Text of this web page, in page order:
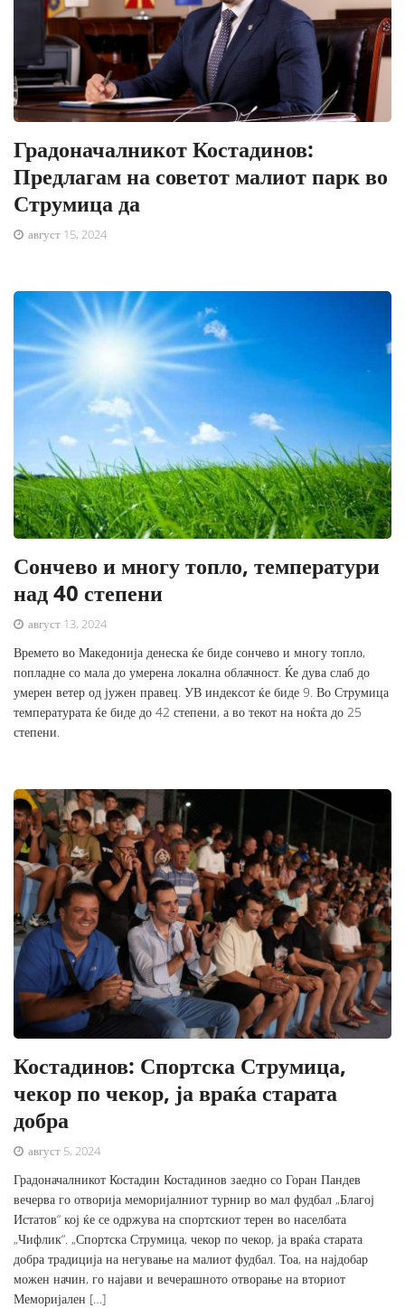
Градоначалникот Костадинов:
Предлагам на советот малиот парк во
Струмица да
август 15, 2024
Сончево и многу топло, температури
над 40 степени
август 13, 2024
Времето во Македонија денеска ќе биде сончево и многу топло,
попладне со мала до умерена локална облачност. Ќе дува слаб до
умерен ветер од јужен правец. УВ индексот ќе биде 9. Во Струмица
температурата ќе биде до 42 степени, а во текот на ноќта до 25
степени.
Костадинов: Спортска Струмица,
чекор по чекор, ја враќа старата
добра
август 5, 2024
Градоначалникот Костадин Костадинов заедно со Горан Пандев
вечерва го отворија меморијалниот турнир во мал фудбал „Благој
Истатов“ кој ќе се одржува на спортскиот терен во населбата
„Чифлик“. „Спортска Струмица, чекор по чекор, ја враќа старата
добра традиција на негување на малиот фудбал. Тоа, на најдобар
можен начин, го најави и вечерашното отворање на вториот
Меморијален […]